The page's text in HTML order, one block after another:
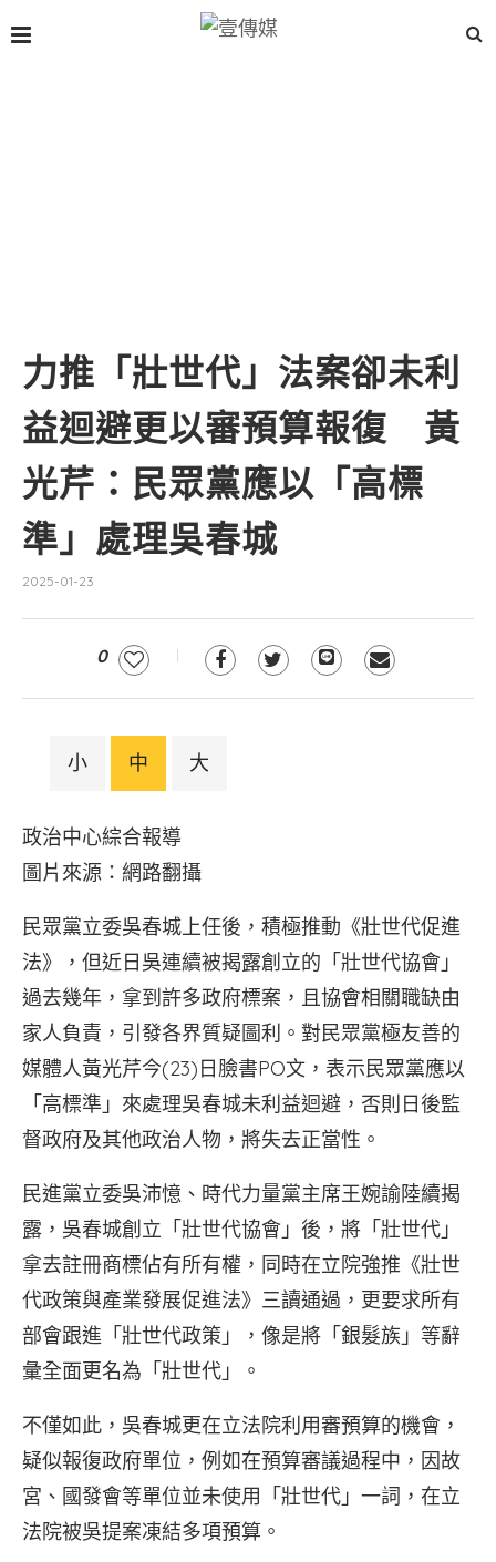
力推「壯世代」法案卻未利
益迴避更以審預算報復 黃
光芹：民眾黨應以「高標
準」處理吳春城
2025-01-23
0
小 中 大
政治中心綜合報導
圖片來源：網路翻攝
民眾黨立委吳春城上任後，積極推動《壯世代促進
法》，但近日吳連續被揭露創立的「壯世代協會」
過去幾年，拿到許多政府標案，且協會相關職缺由
家人負責，引發各界質疑圖利。對民眾黨極友善的
媒體人黃光芹今(23)日臉書PO文，表示民眾黨應以
「高標準」來處理吳春城未利益迴避，否則日後監
督政府及其他政治人物，將失去正當性。
民進黨立委吳沛憶、時代力量黨主席王婉諭陸續揭
露，吳春城創立「壯世代協會」後，將「壯世代」
拿去註冊商標佔有所有權，同時在立院強推《壯世
代政策與產業發展促進法》三讀通過，更要求所有
部會跟進「壯世代政策」，像是將「銀髮族」等辭
彙全面更名為「壯世代」。
不僅如此，吳春城更在立法院利用審預算的機會，
疑似報復政府單位，例如在預算審議過程中，因故
宮、國發會等單位並未使用「壯世代」一詞，在立
法院被吳提案凍結多項預算。